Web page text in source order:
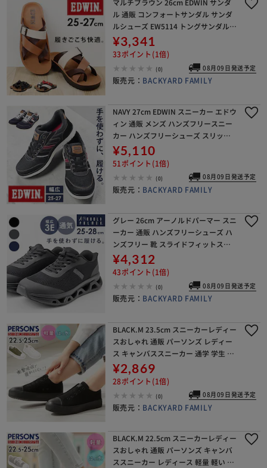
マルチブラウン 26cm EDWIN サンダ
ル 通販 コンフォートサンダル サンダ
ルシューズ EW5114 トングサンダル
紳士サンダル エドウィン 靴 シューズ
メンズ エドウイン 春 夏 春夏 歩
¥3,341
33ポイント(1倍)
(0) 08月09日発送予定
販売元： BACKYARD FAMILY
NAVY 27cm EDWIN スニーカー エドウ
ィン 通販 メンズ ハンズフリースニー
カー ハンズフリーシューズ スリップ
イン 履きやすい 手を使わずに履ける
靴 シューズ 運動靴 靴 おしゃれ 紐靴
¥5,110
51ポイント(1倍)
(0) 08月09日発送予定
販売元： BACKYARD FAMILY
グレー 26cm アーノルドパーマー スニ
ーカー 通販 ハンズフリーシューズ ハ
ンズフリー 靴 スライドフィットスニ
ーカー Arnold Palmer AP0073 ローカ
ット シューズ メンズ 運動
¥4,312
43ポイント(1倍)
(0) 08月09日発送予定
販売元： BACKYARD FAMILY
BLACK.M 23.5cm スニーカーレディー
スおしゃれ 通販 パーソンズ レディー
ス キャンバススニーカー 通学 学生 ロ
ーカット 軽量 軽い おしゃれ かわいい
カジュアルスニーカー カジュアル
¥2,869
28ポイント(1倍)
(0) 08月09日発送予定
販売元： BACKYARD FAMILY
BLACK.M 22.5cm スニーカーレディー
スおしゃれ 通販 パーソンズ キャンバ
ススニーカー レディース 軽量 軽い 通